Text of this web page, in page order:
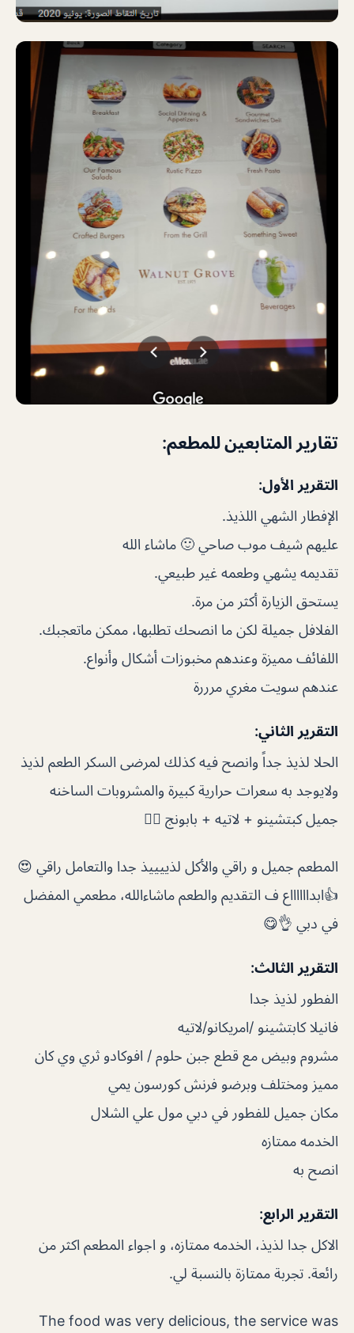
تقارير المتابعين للمطعم:
التقرير الأول:
الإفطار الشهي اللذيذ.
عليهم شيف موب صاحي 🙂 ماشاء الله
تقديمه يشهي وطعمه غير طبيعي.
يستحق الزيارة أكثر من مرة.
الفلافل جميلة لكن ما انصحك تطلبها، ممكن ماتعجبك.
اللفائف مميزة وعندهم مخبوزات أشكال وأنواع.
عندهم سويت مغري مرررة
التقرير الثاني:
الحلا لذيذ جداً وانصح فيه كذلك لمرضى السكر الطعم لذيذ
ولايوجد به سعرات حرارية كبيرة والمشروبات الساخنه
جميل كبتشينو + لاتيه + بابونج 👍🏻
المطعم جميل و راقي والأكل لذييييذ جدا والتعامل راقي 😍
👍ابدااااااع ف التقديم والطعم ماشاءالله، مطعمي المفضل
في دبي 👌😋
التقرير الثالث:
الفطور لذيذ جدا
فانيلا كابتشينو /امريكانو/لاتيه
مشروم وبيض مع قطع جبن حلوم / افوكادو ثري وي كان
مميز ومختلف وبرضو فرنش كورسون يمي
مكان جميل للفطور في دبي مول علي الشلال
الخدمه ممتازه
انصح به
التقرير الرابع:
الاكل جدا لذيذ، الخدمه ممتازه، و اجواء المطعم اكثر من
رائعة. تجربة ممتازة بالنسبة لي.
The food was very delicious, the service was